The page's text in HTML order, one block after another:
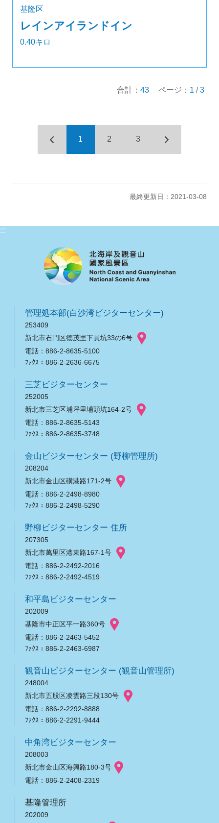
基隆区
レインアイランドイン
0.40キロ
合計： 43 ページ： 1 /3
1 2 3
最終更新日：2021-03-08
:::
管理処本部(白沙湾ビジターセンター)
253409
新北市石門区徳茂里下員坑33の6号
電話：886-2-8635-5100
ﾌｧｸｽ：886-2-2636-6675
三芝ビジターセンター
252005
新北市三芝区埔坪里埔頭坑164-2号
電話：886-2-8635-5143
ﾌｧｸｽ：886-2-8635-3748
金山ビジターセンター (野柳管理所)
208204
新北市金山区磺港路171-2号
電話：886-2-2498-8980
ﾌｧｸｽ：886-2-2498-5290
野柳ビジターセンター 住所
207305
新北市萬里区港東路167-1号
電話：886-2-2492-2016
ﾌｧｸｽ：886-2-2492-4519
和平島ビジターセンター
202009
基隆市中正区平一路360号
電話：886-2-2463-5452
ﾌｧｸｽ：886-2-2463-6987
観音山ビジターセンター (観音山管理所)
248004
新北市五股区凌雲路三段130号
電話：886-2-2292-8888
ﾌｧｸｽ：886-2-2291-9444
中角湾ビジターセンター
208003
新北市金山区海興路180-3号
電話：886-2-2408-2319
基隆管理所
202009